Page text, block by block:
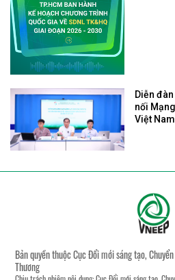
Diễn
nối
Việt Nam
Bản quyền thuộc Cục Đổi mới sáng tạo,
Thương